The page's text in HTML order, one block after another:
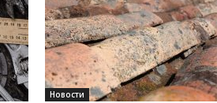
Новости